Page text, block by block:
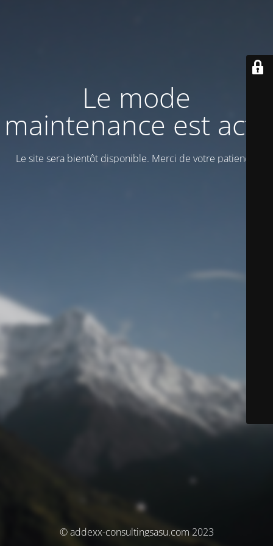
Le mode
maintenance est actif
Le site sera bientôt disponible. Merci de votre patience!
© addexx-consultingsasu.com 2023